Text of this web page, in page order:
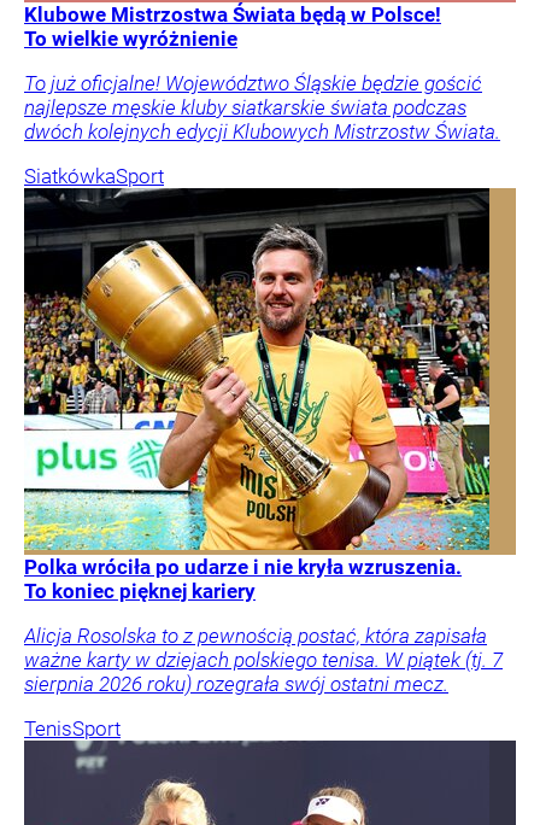
Klubowe Mistrzostwa Świata będą w Polsce!
To wielkie wyróżnienie
To już oficjalne! Województwo Śląskie będzie gościć
najlepsze męskie kluby siatkarskie świata podczas
dwóch kolejnych edycji Klubowych Mistrzostw Świata.
SiatkówkaSport
Polka wróciła po udarze i nie kryła wzruszenia.
To koniec pięknej kariery
Alicja Rosolska to z pewnością postać, która zapisała
ważne karty w dziejach polskiego tenisa. W piątek (tj. 7
sierpnia 2026 roku) rozegrała swój ostatni mecz.
TenisSport